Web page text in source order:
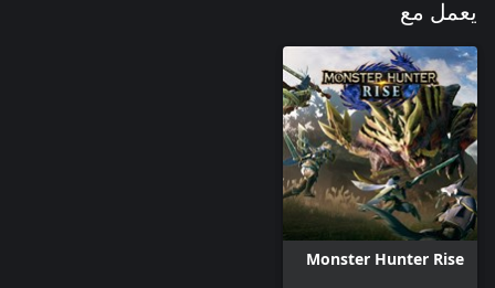
يعمل مع
Monster Hunter Rise